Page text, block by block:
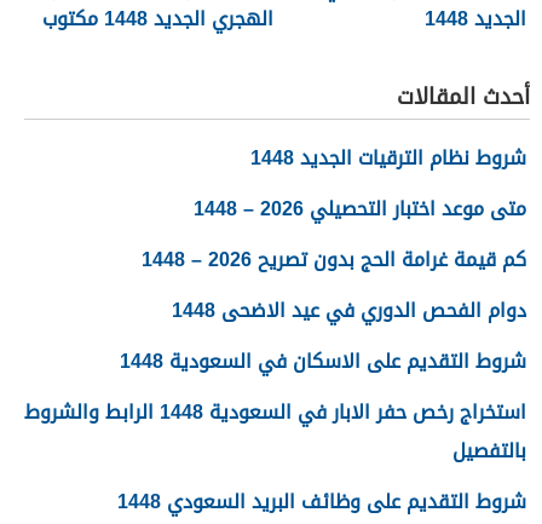
الجديد 1448
الهجري الجديد 1448 مكتوب
أحدث المقالات
شروط نظام الترقيات الجديد 1448
متى موعد اختبار التحصيلي 2026 – 1448
كم قيمة غرامة الحج بدون تصريح 2026 – 1448
دوام الفحص الدوري في عيد الاضحى 1448
شروط التقديم على الاسكان في السعودية 1448
استخراج رخص حفر الابار في السعودية 1448 الرابط والشروط
بالتفصيل
شروط التقديم على وظائف البريد السعودي 1448